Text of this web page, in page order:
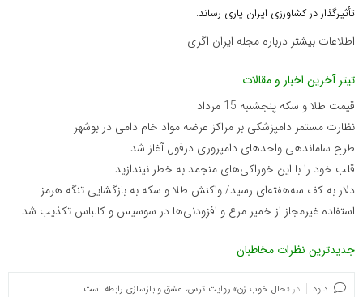
تأثیرگذار در کشاورزی ایران یاری رساند.
اطلاعات بیشتر درباره مجله ایران اگری
تیتر آخرین اخبار و مقالات
قیمت طلا و سکه پنجشنبه 15 مرداد
نظارت مستمر دامپزشکی بر مراکز عرضه مواد خام دامی در بوشهر
طرح ساماندهی واحدهای دامپروری دزفول آغاز شد
قلب خود را با این خوراکی‌های منجمد به خطر نیندازید
دلار به کف سه‌هفته‌ای رسید/ واکنش طلا و سکه به بازگشایی تنگه هرمز
استفاده غیرمجاز از خمیر مرغ و افزودنی‌ها در سوسیس و کالباس تکذیب شد
جدیدترین نظرات مخاطبان
داود در «حال خوب زن» روایت ترس، عشق و بازسازی رابطه است